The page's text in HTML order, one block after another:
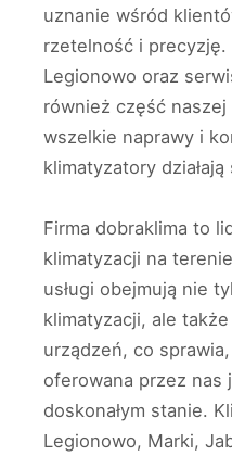
uznanie wśród
rzetelność i precyzję.
Legionowo oraz
również część
wszelkie naprawy i
klimatyzatory
Firma dobraklima to
klimatyzacji na
usługi obejmują nie
klimatyzacji, ale
urządzeń, co
oferowana przez nas
doskonałym stanie.
Legionowo, Marki,